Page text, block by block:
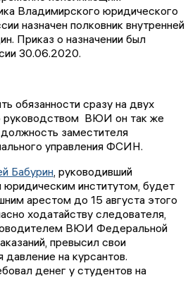
Владимирского юридического
назначен полковник внутренней
Приказ о назначении был
30.06.2020.
обязанности сразу на двух
руководством ВЮИ он так же
заместителя
управления ФСИН.
Бабурин , руководивший
институтом, будет
арестом до 15 августа этого
ходатайству следователя,
ВЮИ Федеральной
превысил свои
давление на курсантов.
денег у студентов на